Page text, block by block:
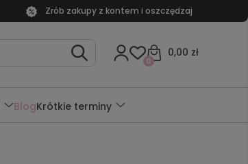
Zrób zakupy z kontem i oszczędzaj
0,00 zł
0
BlogKrótkie terminy